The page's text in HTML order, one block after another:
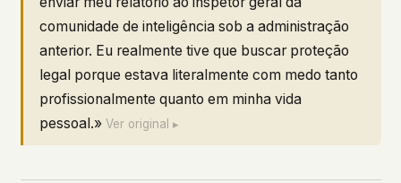
comunidade de inteligência sob a administração
anterior. Eu realmente tive que buscar proteção
legal porque estava literalmente com medo tanto
profissionalmente quanto em minha vida
pessoal.»Ver original ▸